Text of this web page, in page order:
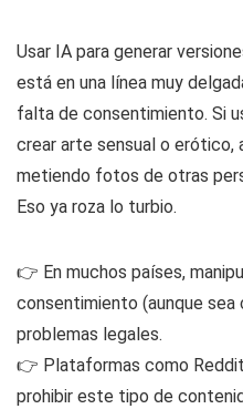
Usar IA para generar
está en una línea muy
falta de consentimiento. Si
crear arte sensual o erótico,
metiendo fotos de otras
Eso ya roza lo turbio.
👉 En muchos países,
consentimiento (aunque
problemas legales.
👉 Plataformas como
prohibir este tipo de